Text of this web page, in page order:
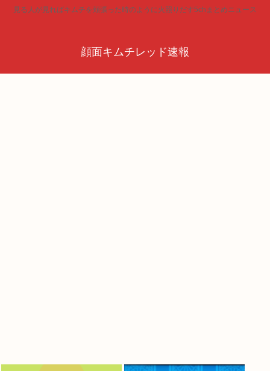
見る人が見ればキムチを頬張った時のように火照りだす5chまとめニュース
顔面キムチレッド速報